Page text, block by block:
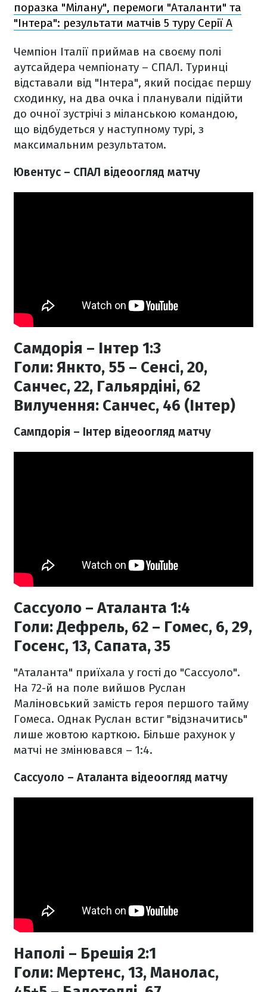
поразка "Мілану", перемоги "Аталанти" та
"Інтера": результати матчів 5 туру Серії А
Чемпіон Італії приймав на своєму полі
аутсайдера чемпіонату – СПАЛ. Туринці
відставали від "Інтера", який посідає першу
сходинку, на два очка і планували підійти
до очної зустрічі з міланською командою,
що відбудеться у наступному турі, з
максимальним результатом.
Ювентус – СПАЛ відеоогляд матчу
Самдорія – Інтер 1:3
Голи:Янкто, 55 – Сенсі, 20,
Санчес, 22, Гальярдіні, 62
Вилучення: Санчес, 46 (Інтер)
Сампдорія – Інтер відеоогляд матчу
Сассуоло – Аталанта 1:4
Голи:Дефрель, 62 – Гомес, 6, 29,
Госенс, 13, Сапата, 35
"Аталанта" приїхала у гості до "Сассуоло".
На 72-й на поле вийшов Руслан
Маліновський замість героя першого тайму
Гомеса. Однак Руслан встиг "відзначитись"
лише жовтою карткою. Більше рахунок у
матчі не змінювався – 1:4.
Сассуоло – Аталанта відеоогляд матчу
Наполі – Брешія 2:1
Голи:Мертенс, 13, Манолас,